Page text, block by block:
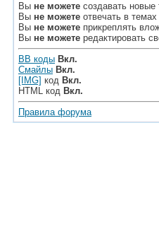
Вы не можете создавать
Вы не можете отвечать в темах
Вы не можете прикреплять
Вы не можете редактировать
BB коды Вкл.
Смайлы Вкл.
[IMG] код Вкл.
HTML код Вкл.
Правила форума